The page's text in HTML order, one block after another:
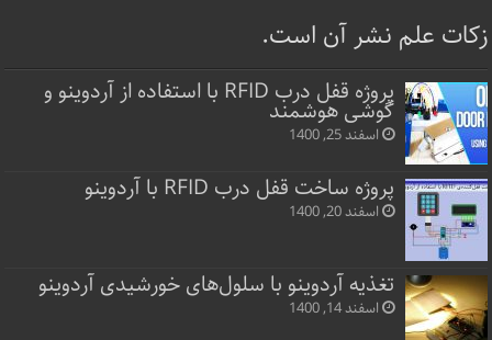
زکات علم نشر آن است.
پروژه قفل‌ درب RFID با استفاده از آردوینو و
گوشی هوشمند
اسفند 25, 1400
پروژه ساخت قفل‌ درب RFID با آردوینو
اسفند 20, 1400
تغذیه آردوینو با سلول‌های خورشیدی آردوینو
اسفند 14, 1400